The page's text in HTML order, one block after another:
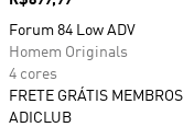
Forum 84 Low ADV
Homem Originals
4 cores
FRETE GRÁTIS MEMBROS
ADICLUB